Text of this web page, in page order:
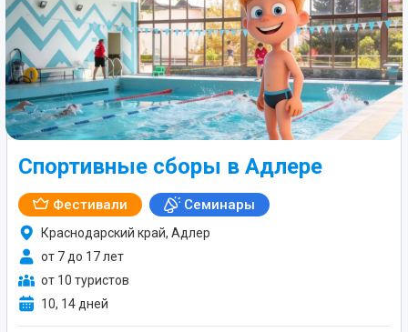
Спортивные сборы в Адлере
Фестивали Семинары
Краснодарский край, Адлер
от 7 до 17 лет
от 10 туристов
10, 14 дней